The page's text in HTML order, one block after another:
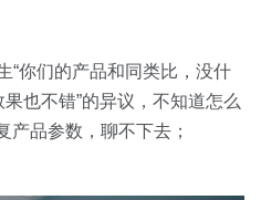
“你们的产品和同类比，没什
也不错”的异议，不知道怎么
产品参数，聊不下去；